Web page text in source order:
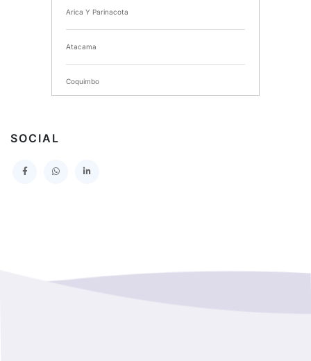
INSTITUTO NACIONAL DE DEPORTES DE CHILE
SERVICIO DE SALUD DEL MAULE HOSPITAL DE
TALCA
I MUNICIPALIDAD DE PROVIDENCIA
SERVICIO DE SALUD TALCAHUANO HOSPITAL DE
GOBERNACION PROVINCIAL DE TALCA
Arica Y Parinacota
Atacama
Coquimbo
SOCIAL